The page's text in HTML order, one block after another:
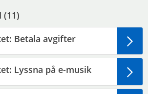
(11)
Betala avgifter
Lyssna på e-musik